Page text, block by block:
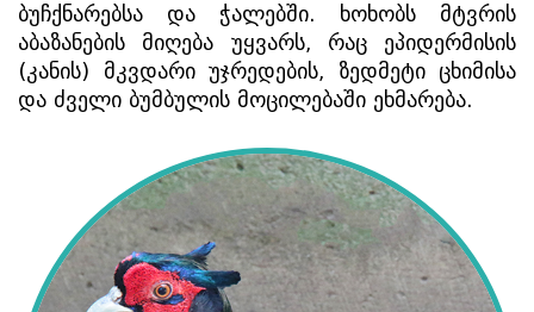
ბუჩქნარებსა და ჭალებში. ხოხობს მტვრის
აბაზანების მიღება უყვარს, რაც ეპიდერმისის
(კანის) მკვდარი უჯრედების, ზედმეტი ცხიმისა
და ძველი ბუმბულის მოცილებაში ეხმარება.